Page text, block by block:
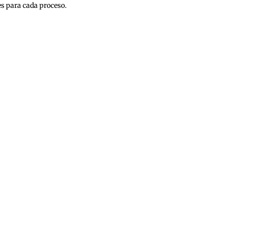
para cada proceso.